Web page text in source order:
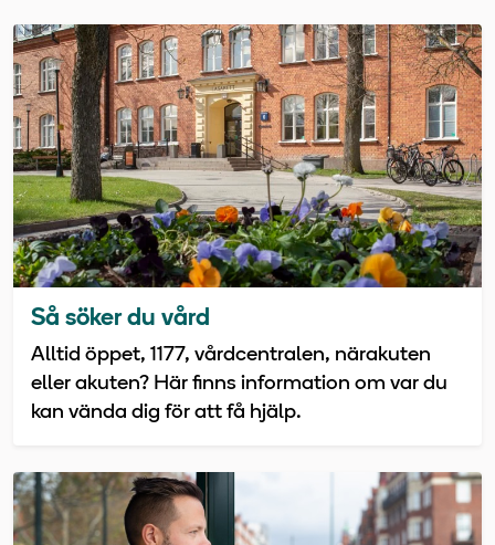
Så söker du vård
Alltid öppet, 1177, vårdcentralen, närakuten
eller akuten? Här finns information om var du
kan vända dig för att få hjälp.